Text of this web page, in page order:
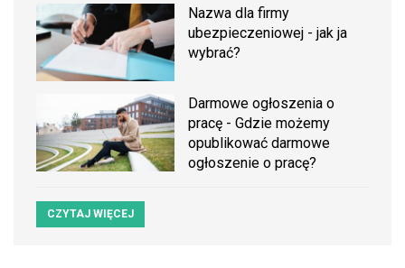
Nazwa dla firmy
ubezpieczeniowej - jak ja
wybrać?
Darmowe ogłoszenia o
pracę - Gdzie możemy
opublikować darmowe
ogłoszenie o pracę?
CZYTAJ WIĘCEJ